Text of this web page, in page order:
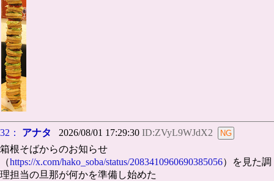
32： アナタ 2026/08/01 17:29:30 ID:ZVyL9WJdX2
箱根そばからのお知らせ
（https://x.com/hako_soba/status/2083410960690385056）を見た調
理担当の旦那が何かを準備し始めた